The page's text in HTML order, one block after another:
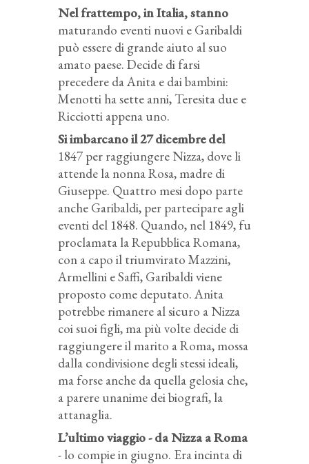
Nel frattempo, in Italia, stanno
maturando eventi nuovi e Garibaldi
può essere di grande aiuto al suo
amato paese. Decide di farsi
precedere da Anita e dai bambini:
Menotti ha sette anni, Teresita due e
Ricciotti appena uno.
Si imbarcano il 27 dicembre del
1847 per raggiungere Nizza, dove li
attende la nonna Rosa, madre di
Giuseppe. Quattro mesi dopo parte
anche Garibaldi, per partecipare agli
eventi del 1848. Quando, nel 1849, fu
proclamata la Repubblica Romana,
con a capo il triumvirato Mazzini,
Armellini e Saffi, Garibaldi viene
proposto come deputato. Anita
potrebbe rimanere al sicuro a Nizza
coi suoi figli, ma più volte decide di
raggiungere il marito a Roma, mossa
dalla condivisione degli stessi ideali,
ma forse anche da quella gelosia che,
a parere unanime dei biografi, la
attanaglia.
L’ultimo viaggio - da Nizza a Roma
- lo compie in giugno. Era incinta di